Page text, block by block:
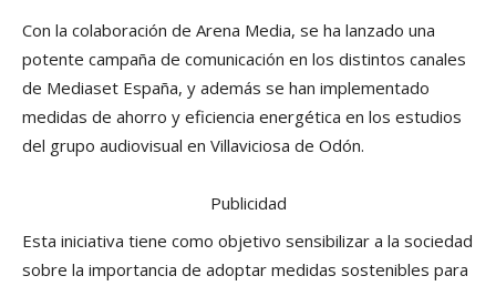
Con la colaboración de Arena Media, se ha lanzado una
potente campaña de comunicación en los distintos canales
de Mediaset España, y además se han implementado
medidas de ahorro y eficiencia energética en los estudios
del grupo audiovisual en Villaviciosa de Odón.
Publicidad
Esta iniciativa tiene como objetivo sensibilizar a la sociedad
sobre la importancia de adoptar medidas sostenibles para